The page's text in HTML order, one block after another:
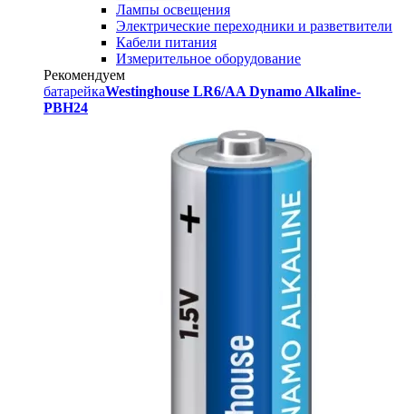
Лампы освещения
Электрические переходники и разветвители
Кабели питания
Измерительное оборудование
Рекомендуем
батарейкаWestinghouse LR6/AA Dynamo Alkaline-
PBH24